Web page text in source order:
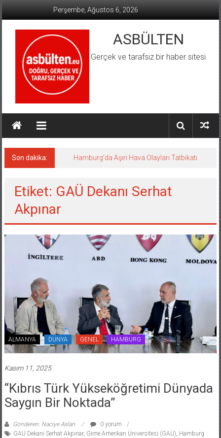
Perşembe, Ağustos 6, 2026
ASBÜLTEN
Gerçek ve tarafsız bir haber sitesi
Son dakika: Hamburg’da Aşırı Hava Olayları Tatbikatı
Etiket: GAÜ Dekanı Serhat
Akpınar
ALMANYA DÜNYA GENEL HAMBURG
Kasım 11, 2025
“Kıbrıs Türk Yükseköğretimi Dünyada
Saygın Bir Noktada”
Gönderen: Naciye Aslan
0 yorum
GAÜ Dekanı Serhat Akpınar, Girne Amerikan Üniversitesi (GAÜ) Hamburg